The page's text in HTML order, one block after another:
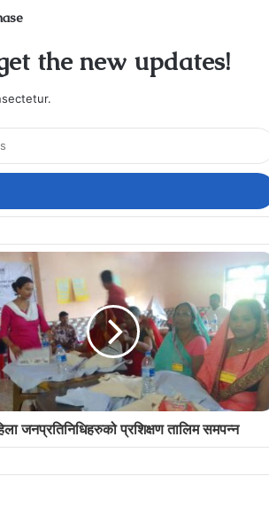
the new updates!
जनप्रतिनिधिहरुको प्रशिक्षण तालिम समपन्न